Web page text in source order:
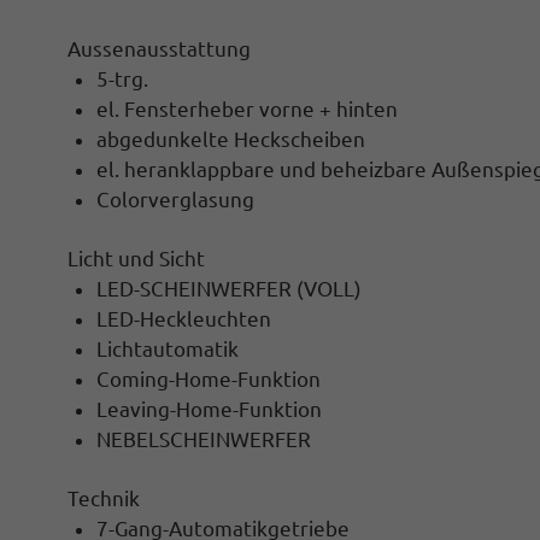
Aussenausstattung
5-trg.
el. Fensterheber vorne + hinten
abgedunkelte Heckscheiben
el. heranklappbare und beheizbare
Colorverglasung
Licht und Sicht
LED-SCHEINWERFER (VOLL)
LED-Heckleuchten
Lichtautomatik
Coming-Home-Funktion
Leaving-Home-Funktion
NEBELSCHEINWERFER
Technik
7-Gang-Automatikgetriebe